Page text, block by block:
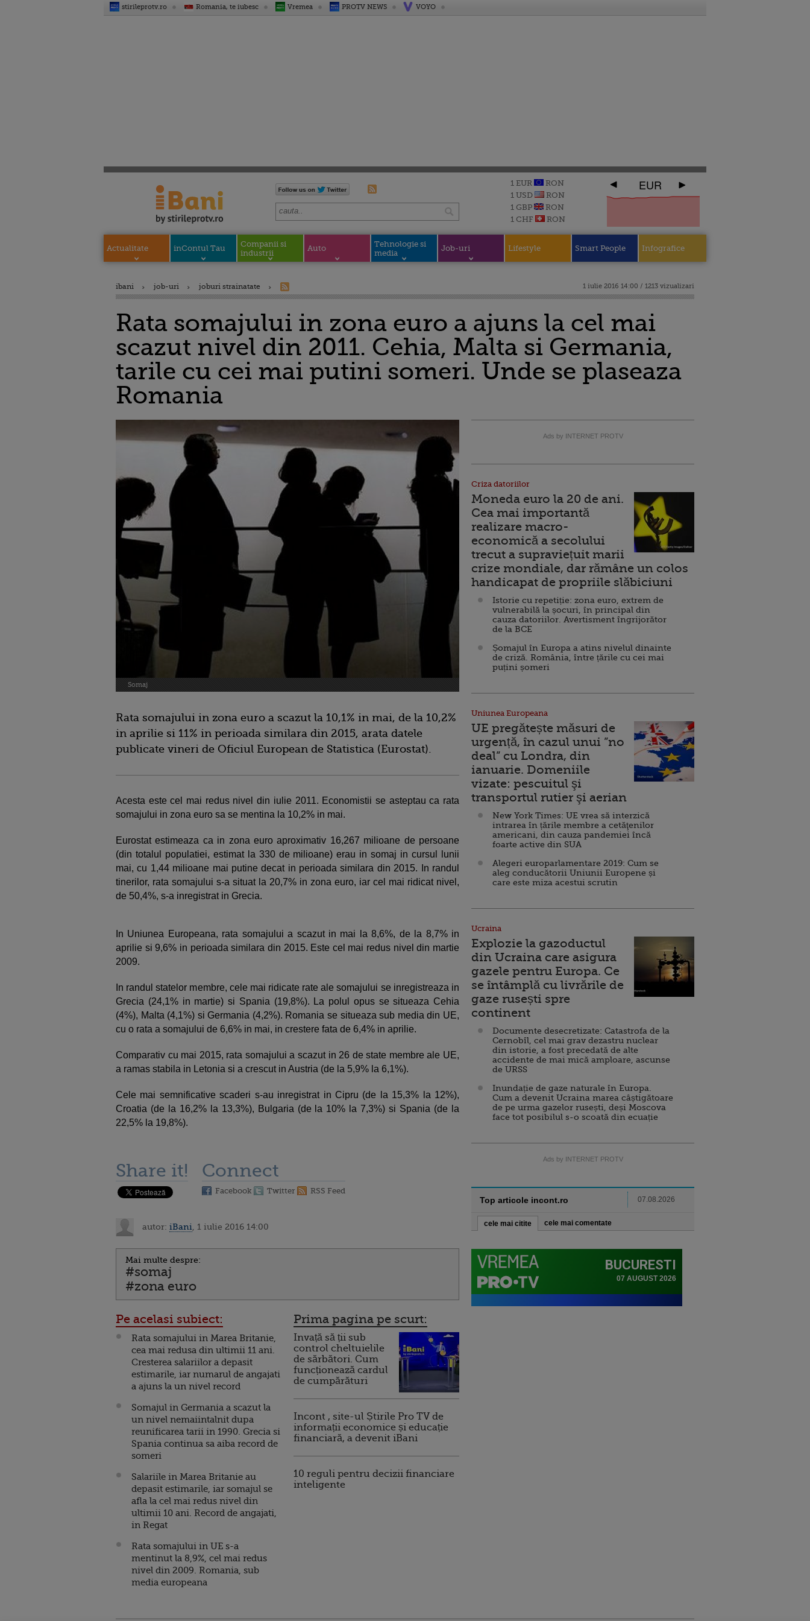
stirileprotv.ro Romania, te iubesc Vremea PROTV NEWS VOYO
1 EUR
RON
1 USD
RON
1 GBP
RON
1 CHF
RON
EUR
Actualitate inContul Tau
Companii si
industrii
Auto
Tehnologie si
media
Job-uri Lifestyle Smart People Infografice
ibani job-uri joburi strainatate 1 iulie 2016 14:00 / 1213 vizualizari
Rata somajului in zona euro a ajuns la cel mai
scazut nivel din 2011. Cehia, Malta si Germania,
tarile cu cei mai putini someri. Unde se plaseaza
Romania
Somaj
Rata somajului in zona euro a scazut la 10,1% in mai, de la 10,2%
in aprilie si 11% in perioada similara din 2015, arata datele
publicate vineri de Oficiul European de Statistica (Eurostat).
Acesta este cel mai redus nivel din iulie 2011. Economistii se asteptau ca rata
somajului in zona euro sa se mentina la 10,2% in mai.
Eurostat estimeaza ca in zona euro aproximativ 16,267 milioane de persoane
(din totalul populatiei, estimat la 330 de milioane) erau in somaj in cursul lunii
mai, cu 1,44 milioane mai putine decat in perioada similara din 2015. In randul
tinerilor, rata somajului s-a situat la 20,7% in zona euro, iar cel mai ridicat nivel,
de 50,4%, s-a inregistrat in Grecia.
In Uniunea Europeana, rata somajului a scazut in mai la 8,6%, de la 8,7% in
aprilie si 9,6% in perioada similara din 2015. Este cel mai redus nivel din martie
2009.
In randul statelor membre, cele mai ridicate rate ale somajului se inregistreaza in
Grecia (24,1% in martie) si Spania (19,8%). La polul opus se situeaza Cehia
(4%), Malta (4,1%) si Germania (4,2%). Romania se situeaza sub media din UE,
cu o rata a somajului de 6,6% in mai, in crestere fata de 6,4% in aprilie.
Comparativ cu mai 2015, rata somajului a scazut in 26 de state membre ale UE,
a ramas stabila in Letonia si a crescut in Austria (de la 5,9% la 6,1%).
Cele mai semnificative scaderi s-au inregistrat in Cipru (de la 15,3% la 12%),
Croatia (de la 16,2% la 13,3%), Bulgaria (de la 10% la 7,3%) si Spania (de la
22,5% la 19,8%).
Share it! Connect
Facebook Twitter RSS Feed
autor: iBani , 1 iulie 2016 14:00
Mai multe despre:
#somaj
#zona euro
Pe acelasi subiect:
Rata somajului in Marea Britanie,
cea mai redusa din ultimii 11 ani.
Cresterea salariilor a depasit
estimarile, iar numarul de angajati
a ajuns la un nivel record
Somajul in Germania a scazut la
un nivel nemaiintalnit dupa
reunificarea tarii in 1990. Grecia si
Spania continua sa aiba record de
someri
Salariile in Marea Britanie au
depasit estimarile, iar somajul se
afla la cel mai redus nivel din
ultimii 10 ani. Record de angajati,
in Regat
Rata somajului in UE s-a
mentinut la 8,9%, cel mai redus
nivel din 2009. Romania, sub
media europeana
Prima pagina pe scurt:
Invață să ții sub
control cheltuielile
de sărbători. Cum
funcționează cardul
de cumpărături
Incont , site-ul Știrile Pro TV de
informații economice și educație
financiară, a devenit iBani
10 reguli pentru decizii financiare
inteligente
Ads by INTERNET PROTV
Criza datoriilor
Moneda euro la 20 de ani.
Cea mai importantă
realizare macro-
economică a secolului
trecut a supraviețuit marii
crize mondiale, dar rămâne un colos
handicapat de propriile slăbiciuni
Istorie cu repetiție: zona euro, extrem de
vulnerabilă la șocuri, în principal din
cauza datoriilor. Avertisment îngrijorător
de la BCE
Șomajul în Europa a atins nivelul dinainte
de criză. România, între țările cu cei mai
puțini șomeri
Uniunea Europeana
UE pregătește măsuri de
urgență, în cazul unui ”no
deal” cu Londra, din
ianuarie. Domeniile
vizate: pescuitul şi
transportul rutier şi aerian
New York Times: UE vrea să interzică
intrarea în țările membre a cetăţenilor
americani, din cauza pandemiei încă
foarte active din SUA
Alegeri europarlamentare 2019: Cum se
aleg conducătorii Uniunii Europene și
care este miza acestui scrutin
Ucraina
Explozie la gazoductul
din Ucraina care asigura
gazele pentru Europa. Ce
se întâmplă cu livrările de
gaze rusești spre
continent
Documente desecretizate: Catastrofa de la
Cernobîl, cel mai grav dezastru nuclear
din istorie, a fost precedată de alte
accidente de mai mică amploare, ascunse
de URSS
Inundație de gaze naturale în Europa.
Cum a devenit Ucraina marea câștigătoare
de pe urma gazelor rusești, deși Moscova
face tot posibilul s-o scoată din ecuație
Ads by INTERNET PROTV
Top articole incont.ro 07.08.2026
cele mai citite cele mai comentate